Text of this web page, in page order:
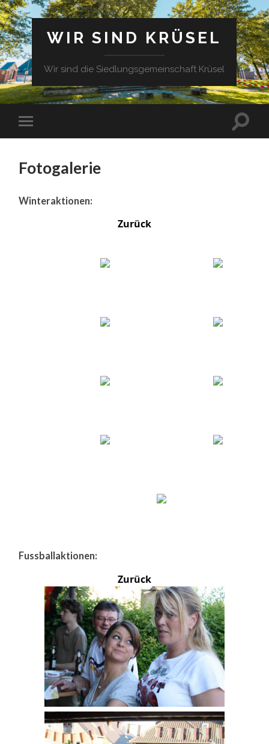
WIR SIND KRÜSEL
Wir sind die Siedlungsgemeinschaft Krüsel
Fotogalerie
Winteraktionen:
Zurück
Fussballaktionen:
Zurück